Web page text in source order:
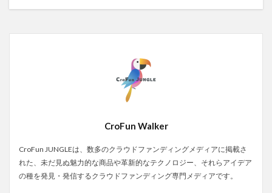
CroFun Walker
CroFun JUNGLEは、数多のクラウドファンディングメディアに掲載さ
れた、未だ見ぬ魅力的な商品や革新的なテクノロジー、それらアイデア
の種を発見・発信するクラウドファンディング専門メディアです。